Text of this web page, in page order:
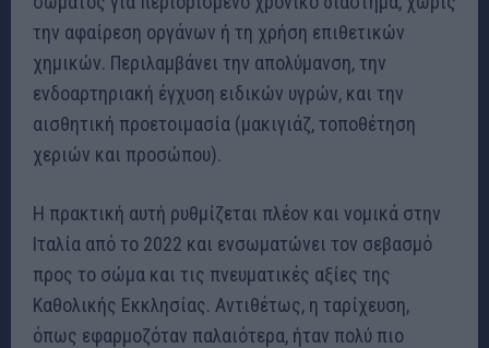
την αφαίρεση οργάνων ή τη χρήση επιθετικών
χημικών. Περιλαμβάνει την απολύμανση, την
ενδοαρτηριακή έγχυση ειδικών υγρών, και την
αισθητική προετοιμασία (μακιγιάζ, τοποθέτηση
χεριών και προσώπου).
Η πρακτική αυτή ρυθμίζεται πλέον και νομικά στην
Ιταλία από το 2022 και ενσωματώνει τον σεβασμό
προς το σώμα και τις πνευματικές αξίες της
Καθολικής Εκκλησίας. Αντιθέτως, η ταρίχευση,
όπως εφαρμοζόταν παλαιότερα, ήταν πολύ πιο